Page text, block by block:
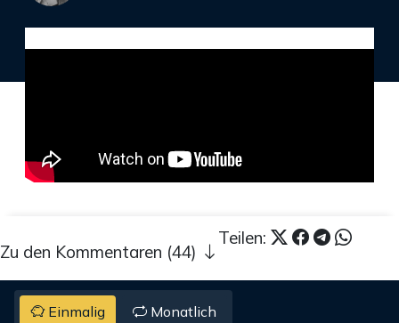
Teilen:
Zu den Kommentaren (44)
Einmalig Monatlich